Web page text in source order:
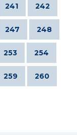
241 242
247 248
253 254
259 260